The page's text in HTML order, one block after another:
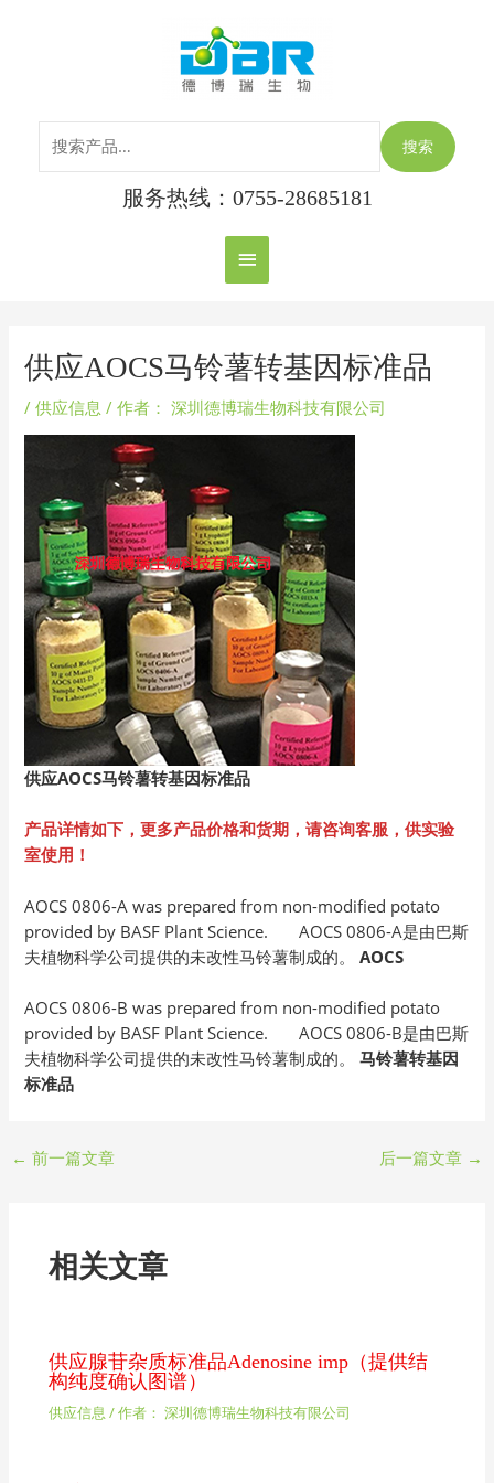
主
菜
单
搜索
服务热线：0755-28685181
供应AOCS马铃薯转基因标准品
/供应信息 / 作者： 深圳德博瑞生物科技有限公司
供应AOCS马铃薯转基因标准品
产品详情如下，更多产品价格和货期，请咨询客服，供实验
室使用！
AOCS 0806-A was prepared from non-modified potato
provided by BASF Plant Science. AOCS 0806-A是由巴斯
夫植物科学公司提供的未改性马铃薯制成的。AOCS
AOCS 0806-B was prepared from non-modified potato
provided by BASF Plant Science. AOCS 0806-B是由巴斯
夫植物科学公司提供的未改性马铃薯制成的。马铃薯转基因
标准品
← 前一篇文章 后一篇文章 →
相关文章
供应腺苷杂质标准品Adenosine imp（提供结
构纯度确认图谱）
供应信息 / 作者： 深圳德博瑞生物科技有限公司